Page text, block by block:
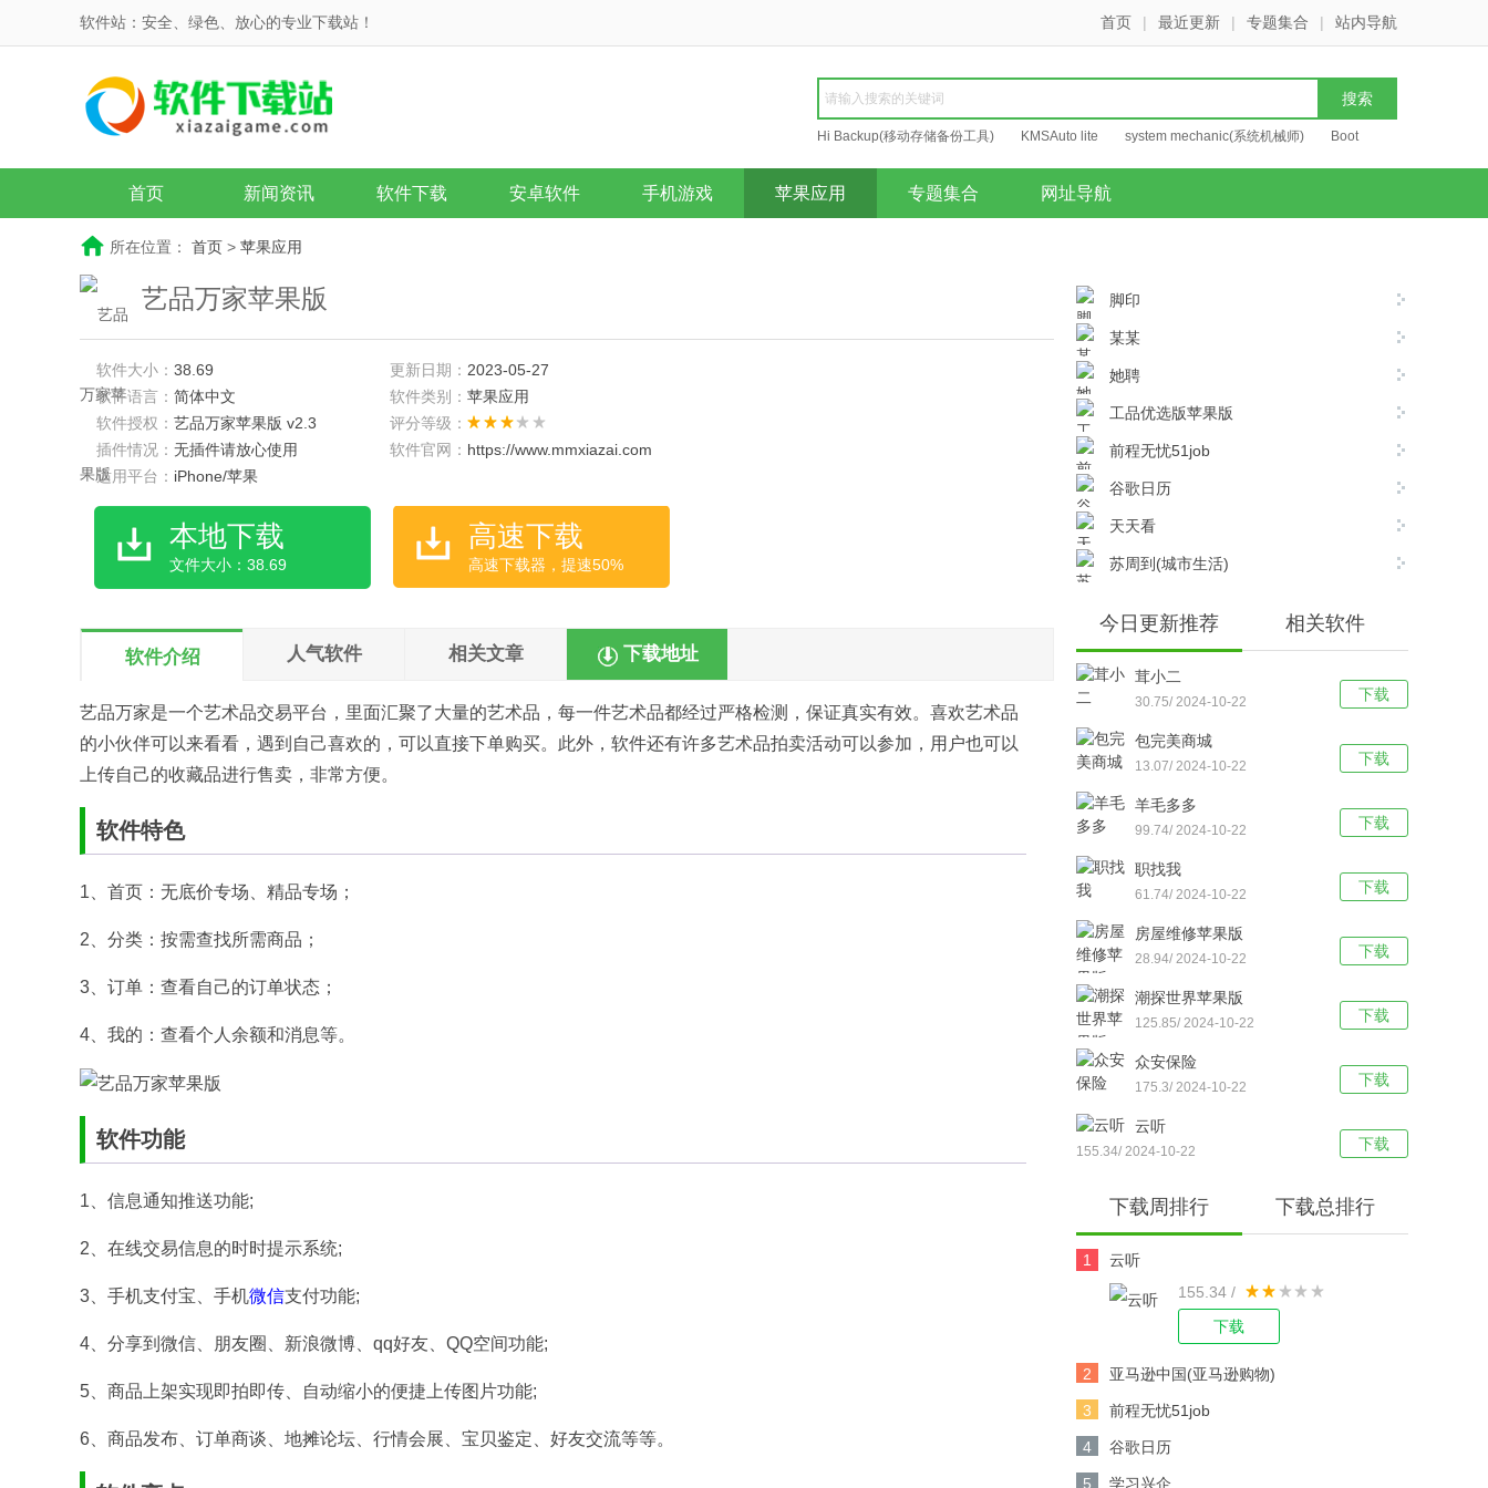
软件站：安全、绿色、放心的专业下载站！ 首页 | 最近更新 | 专题集合 | 站内导航
Hi Backup(移动存储备份工具) KMSAuto lite system mechanic(系统机械师) Boot
Repair
首页 新闻资讯 软件下载 安卓软件 手机游戏 苹果应用 专题集合 网址导航
所在位置： 首页 > 苹果应用
艺品万家苹果版
软件大小： 38.69 更新日期： 2023-05-27
软件语言： 简体中文 软件类别： 苹果应用
软件授权： 艺品万家苹果版 v2.3
评分等级：
插件情况： 无插件请放心使用 软件官网： https://www.mmxiazai.com
适用平台： iPhone/苹果
本地下载
文件大小：38.69
高速下载
高速下载器，提速50%
软件介绍 人气软件 相关文章 下载地址
艺品万家是一个艺术品交易平台，里面汇聚了大量的艺术品，每一件艺术品都经过严格检测，保证真实有效。喜欢艺术品
的小伙伴可以来看看，遇到自己喜欢的，可以直接下单购买。此外，软件还有许多艺术品拍卖活动可以参加，用户也可以
上传自己的收藏品进行售卖，非常方便。
软件特色
1、首页：无底价专场、精品专场；
2、分类：按需查找所需商品；
3、订单：查看自己的订单状态；
4、我的：查看个人余额和消息等。
软件功能
1、信息通知推送功能;
2、在线交易信息的时时提示系统;
3、手机支付宝、手机微信支付功能;
4、分享到微信、朋友圈、新浪微博、qq好友、QQ空间功能;
5、商品上架实现即拍即传、自动缩小的便捷上传图片功能;
6、商品发布、订单商谈、地摊论坛、行情会展、宝贝鉴定、好友交流等等。
脚印
某某
她聘
工品优选版苹果版
前程无忧51job
谷歌日历
天天看
苏周到(城市生活)
今日更新推荐 相关软件
下载
茸小二
30.75/ 2024-10-22
下载
包完美商城
13.07/ 2024-10-22
下载
羊毛多多
99.74/ 2024-10-22
下载
职找我
61.74/ 2024-10-22
下载
房屋维修苹果版
28.94/ 2024-10-22
下载
潮探世界苹果版
125.85/ 2024-10-22
下载
众安保险
175.3/ 2024-10-22
下载
云听
155.34/ 2024-10-22
下载周排行 下载总排行
1
云听
155.34 /
下载
2 亚马逊中国(亚马逊购物)
3 前程无忧51job
4 谷歌日历
5 学习兴企